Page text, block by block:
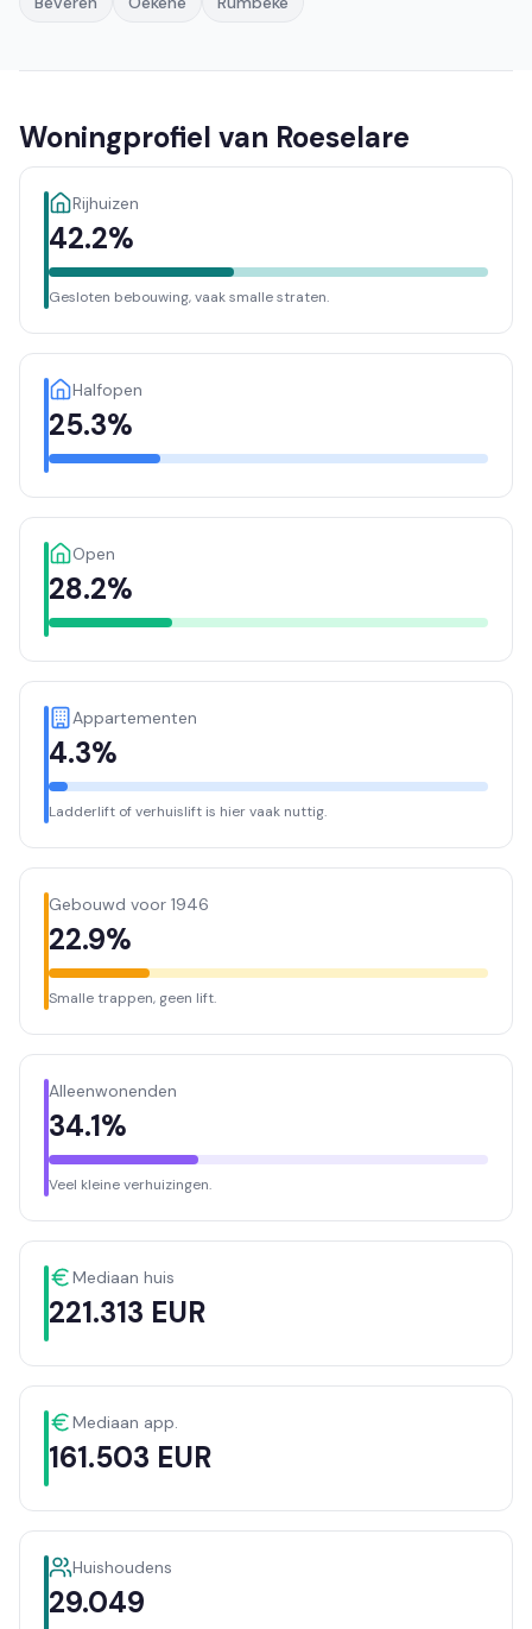
Woningprofiel van Roeselare
Rijhuizen
42.2%
Gesloten bebouwing, vaak smalle straten.
Halfopen
25.3%
Open
28.2%
Appartementen
4.3%
Ladderlift of verhuislift is hier vaak nuttig.
Gebouwd voor 1946
22.9%
Smalle trappen, geen lift.
Alleenwonenden
34.1%
Veel kleine verhuizingen.
Mediaan huis
221.313 EUR
Mediaan app.
161.503 EUR
Huishoudens
29.049